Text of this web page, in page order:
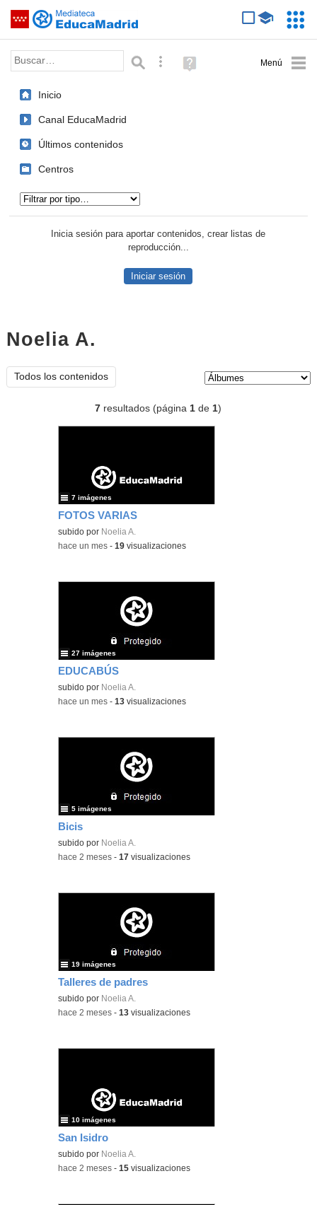
Saltar navegación
Palabra o frase: Búsqueda avanzada
Ayuda
(en
Inicio
Canal EducaMadrid
Últimos contenidos
Centros
Inicia sesión para aportar contenidos, crear listas de
reproducción...
Iniciar sesión
Noelia A.
Todos los contenidos
7 resultados (página1 de1)
FOTOS VARIAS
subido por Noelia A.
7 imágenes
-hace un mes -19 visualizaciones
EDUCABÚS
subido por Noelia A.
27 imágenes
-hace un mes -13 visualizaciones
Bicis
subido por Noelia A.
5 imágenes
-hace 2 meses -17 visualizaciones
Talleres de padres
subido por Noelia A.
19 imágenes
-hace 2 meses -13 visualizaciones
San Isidro
subido por Noelia A.
10 imágenes
-hace 2 meses -15 visualizaciones